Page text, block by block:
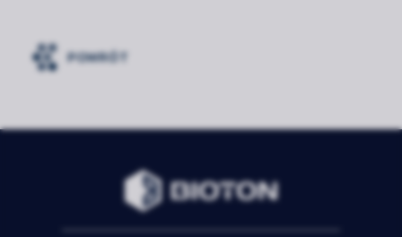
Niezbędne
Zawsze
POWRÓT